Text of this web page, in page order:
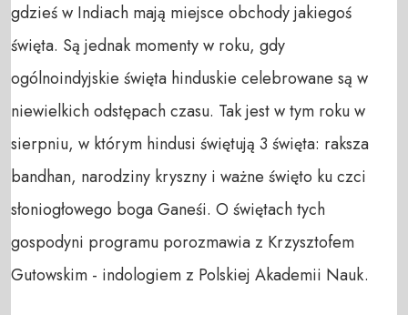
gdzieś w Indiach mają miejsce obchody jakiegoś
święta. Są jednak momenty w roku, gdy
ogólnoindyjskie święta hinduskie celebrowane są w
niewielkich odstępach czasu. Tak jest w tym roku w
sierpniu, w którym hindusi świętują 3 święta: raksza
bandhan, narodziny kryszny i ważne święto ku czci
słoniogłowego boga Ganeśi. O świętach tych
gospodyni programu porozmawia z Krzysztofem
Gutowskim - indologiem z Polskiej Akademii Nauk.